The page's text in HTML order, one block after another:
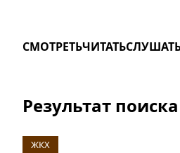
СМОТРЕТЬЧИТАТЬ
Результат
ЖКХ